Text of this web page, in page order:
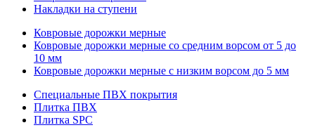
Накладки на ступени
Ковровые дорожки мерные
Ковровые дорожки мерные со средним ворсом от 5 до
10 мм
Ковровые дорожки мерные с низким ворсом до 5 мм
Специальные ПВХ покрытия
Плитка ПВХ
Плитка SPC